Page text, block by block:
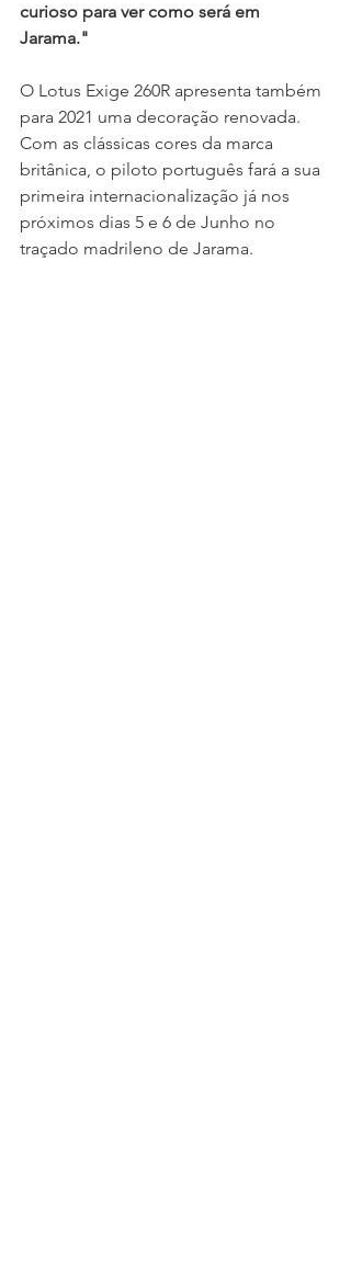
curioso para ver como será em
Jarama."
O Lotus Exige 260R apresenta também
para 2021 uma decoração renovada.
Com as clássicas cores da marca
britânica, o piloto português fará a sua
primeira internacionalização já nos
próximos dias 5 e 6 de Junho no
traçado madrileno de Jarama.